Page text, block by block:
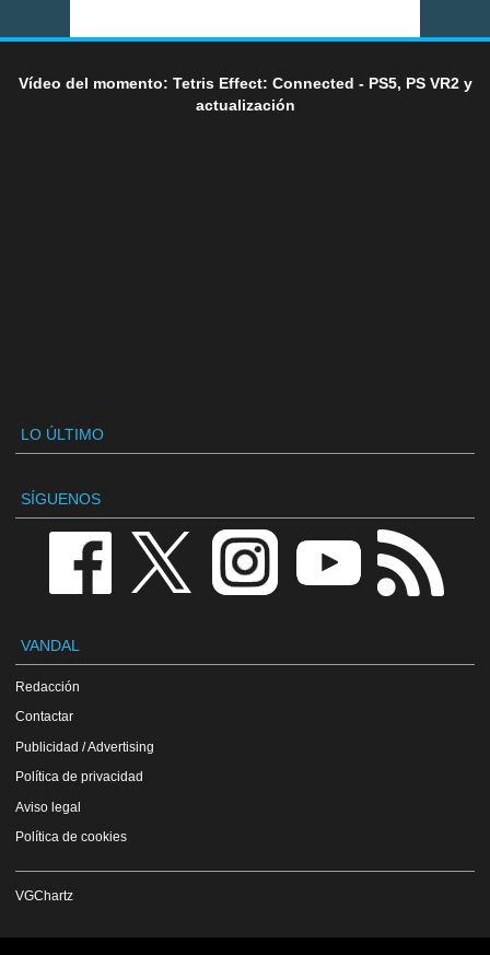
Vídeo del momento: Tetris Effect: Connected - PS5, PS VR2 y
actualización
LO ÚLTIMO
SÍGUENOS
VANDAL
Redacción
Contactar
Publicidad / Advertising
Política de privacidad
Aviso legal
Política de cookies
VGChartz